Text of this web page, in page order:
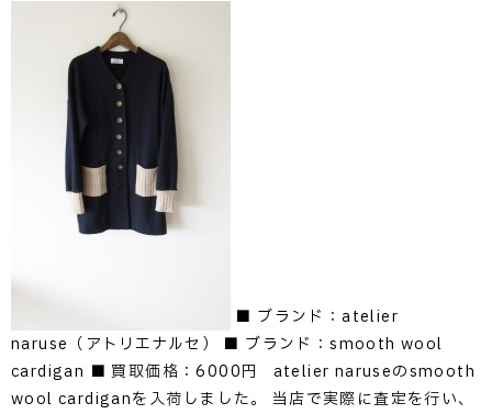
■ ブランド：atelier
naruse（アトリエナルセ） ■ ブランド：smooth wool
cardigan ■ 買取価格：6000円 atelier naruseのsmooth
wool cardiganを入荷しました。 当店で実際に査定を行い、